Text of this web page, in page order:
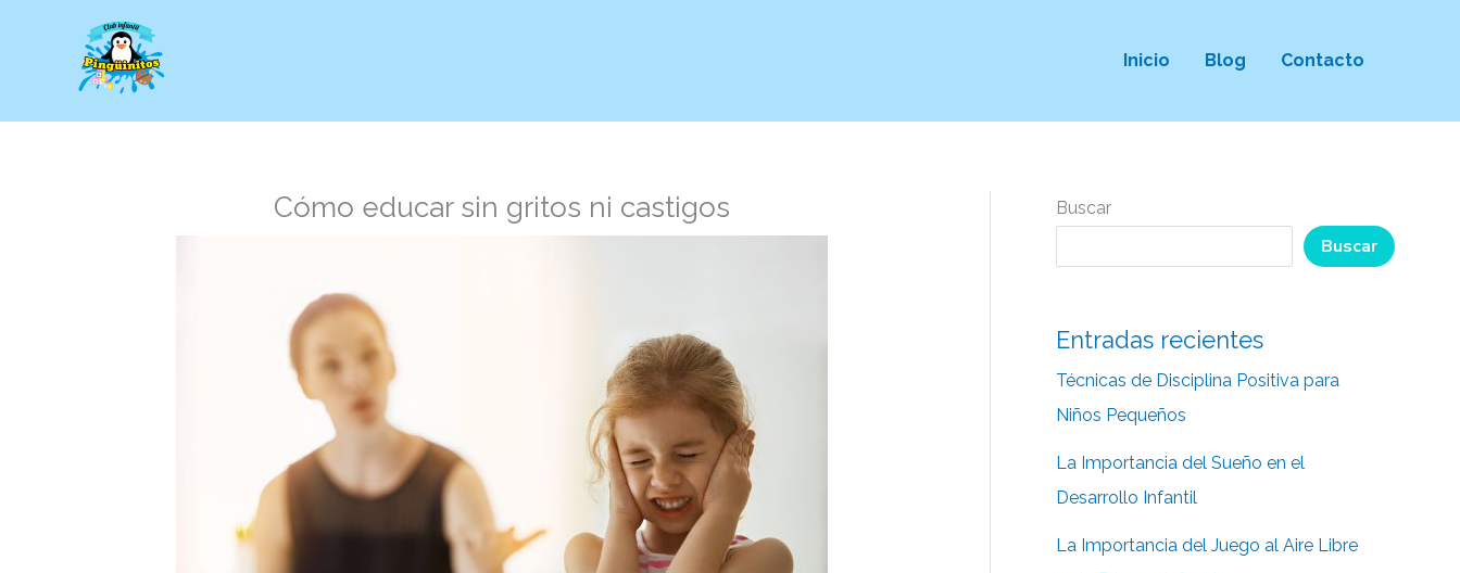
Inicio Blog Contacto
Cómo educar sin gritos ni castigos Buscar
Buscar
Entradas recientes
Técnicas de Disciplina Positiva para
Niños Pequeños
La Importancia del Sueño en el
Desarrollo Infantil
La Importancia del Juego al Aire Libre